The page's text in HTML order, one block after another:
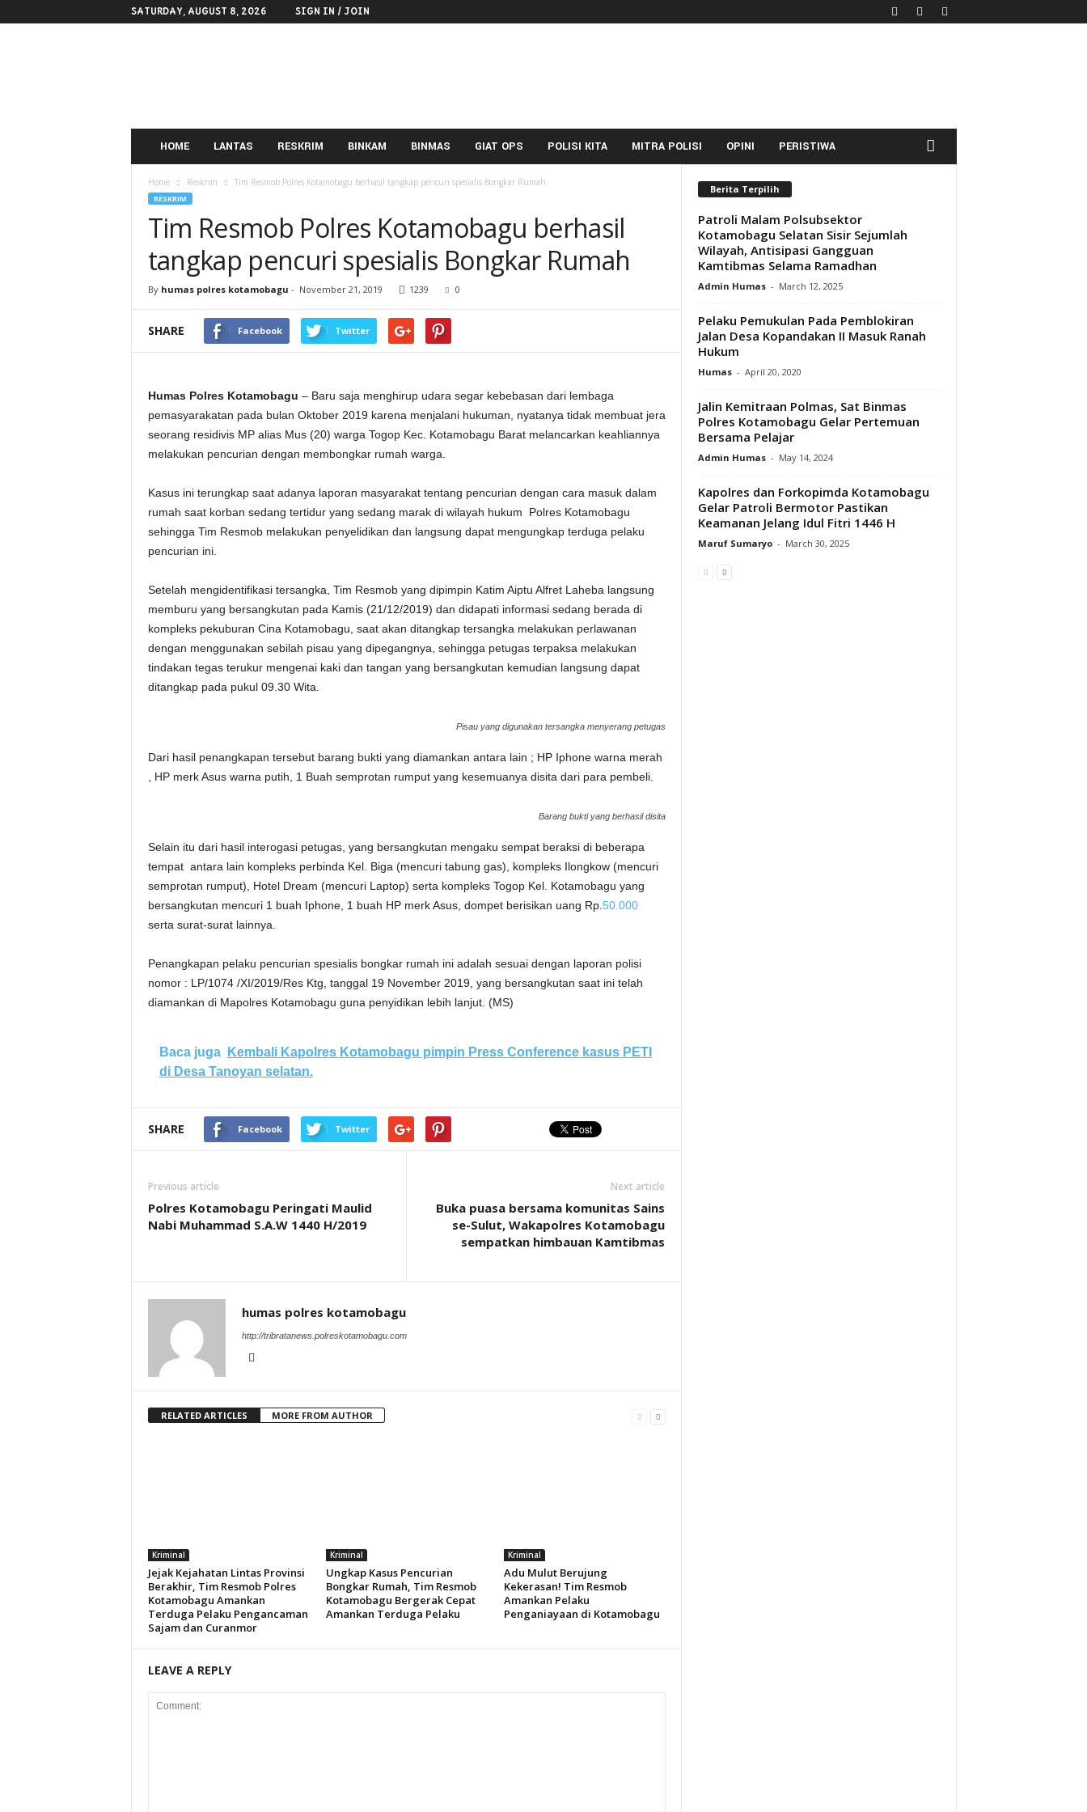
SATURDAY, AUGUST 8, 2026 SIGN IN / JOIN
HOME LANTAS RESKRIM BINKAM BINMAS GIAT OPS POLISI KITA MITRA POLISI OPINI PERISTIWA
Home Reskrim Tim Resmob Polres Kotamobagu berhasil tangkap pencuri spesialis Bongkar Rumah
RESKRIM
Tim Resmob Polres Kotamobagu berhasil
tangkap pencuri spesialis Bongkar Rumah
By humas polres kotamobagu - November 21, 2019 1239 0
SHARE Facebook Twitter
Humas Polres Kotamobagu – Baru saja menghirup udara segar kebebasan dari lembaga
pemasyarakatan pada bulan Oktober 2019 karena menjalani hukuman, nyatanya tidak membuat jera
seorang residivis MP alias Mus (20) warga Togop Kec. Kotamobagu Barat melancarkan keahliannya
melakukan pencurian dengan membongkar rumah warga.
Kasus ini terungkap saat adanya laporan masyarakat tentang pencurian dengan cara masuk dalam
rumah saat korban sedang tertidur yang sedang marak di wilayah hukum Polres Kotamobagu
sehingga Tim Resmob melakukan penyelidikan dan langsung dapat mengungkap terduga pelaku
pencurian ini.
Setelah mengidentifikasi tersangka, Tim Resmob yang dipimpin Katim Aiptu Alfret Laheba langsung
memburu yang bersangkutan pada Kamis (21/12/2019) dan didapati informasi sedang berada di
kompleks pekuburan Cina Kotamobagu, saat akan ditangkap tersangka melakukan perlawanan
dengan menggunakan sebilah pisau yang dipegangnya, sehingga petugas terpaksa melakukan
tindakan tegas terukur mengenai kaki dan tangan yang bersangkutan kemudian langsung dapat
ditangkap pada pukul 09.30 Wita.
Pisau yang digunakan tersangka menyerang petugas
Dari hasil penangkapan tersebut barang bukti yang diamankan antara lain ; HP Iphone warna merah
, HP merk Asus warna putih, 1 Buah semprotan rumput yang kesemuanya disita dari para pembeli.
Barang bukti yang berhasil disita
Selain itu dari hasil interogasi petugas, yang bersangkutan mengaku sempat beraksi di beberapa
tempat antara lain kompleks perbinda Kel. Biga (mencuri tabung gas), kompleks Ilongkow (mencuri
semprotan rumput), Hotel Dream (mencuri Laptop) serta kompleks Togop Kel. Kotamobagu yang
bersangkutan mencuri 1 buah Iphone, 1 buah HP merk Asus, dompet berisikan uang Rp. 50.000
serta surat-surat lainnya.
Penangkapan pelaku pencurian spesialis bongkar rumah ini adalah sesuai dengan laporan polisi
nomor : LP/1074 /XI/2019/Res Ktg, tanggal 19 November 2019, yang bersangkutan saat ini telah
diamankan di Mapolres Kotamobagu guna penyidikan lebih lanjut. (MS)
Baca juga
Kembali Kapolres Kotamobagu pimpin Press Conference kasus PETI
di Desa Tanoyan selatan.
SHARE Facebook Twitter
Previous article
Polres Kotamobagu Peringati Maulid
Nabi Muhammad S.A.W 1440 H/2019
Next article
Buka puasa bersama komunitas Sains
se-Sulut, Wakapolres Kotamobagu
sempatkan himbauan Kamtibmas
humas polres kotamobagu
http://tribratanews.polreskotamobagu.com
RELATED ARTICLES MORE FROM AUTHOR
Kriminal
Jejak Kejahatan Lintas Provinsi
Berakhir, Tim Resmob Polres
Kotamobagu Amankan
Terduga Pelaku Pengancaman
Sajam dan Curanmor
Kriminal
Ungkap Kasus Pencurian
Bongkar Rumah, Tim Resmob
Kotamobagu Bergerak Cepat
Amankan Terduga Pelaku
Kriminal
Adu Mulut Berujung
Kekerasan! Tim Resmob
Amankan Pelaku
Penganiayaan di Kotamobagu
LEAVE A REPLY
Berita Terpilih
Patroli Malam Polsubsektor
Kotamobagu Selatan Sisir Sejumlah
Wilayah, Antisipasi Gangguan
Kamtibmas Selama Ramadhan
Admin Humas - March 12, 2025
Pelaku Pemukulan Pada Pemblokiran
Jalan Desa Kopandakan II Masuk Ranah
Hukum
Humas - April 20, 2020
Jalin Kemitraan Polmas, Sat Binmas
Polres Kotamobagu Gelar Pertemuan
Bersama Pelajar
Admin Humas - May 14, 2024
Kapolres dan Forkopimda Kotamobagu
Gelar Patroli Bermotor Pastikan
Keamanan Jelang Idul Fitri 1446 H
Maruf Sumaryo - March 30, 2025